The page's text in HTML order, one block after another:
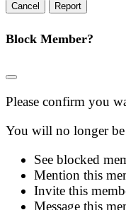
Report
Block Member?
Please confirm you
You will no longer be
See blocked
Mention this
Invite this
Message this